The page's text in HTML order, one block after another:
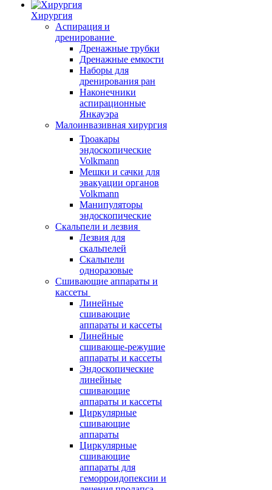
Хирургия
Аспирация и
дренирование
Дренажные трубки
Дренажные емкости
Наборы для
дренирования ран
Наконечники
аспирационные
Янкауэра
Малоинвазивная хирургия
Троакары
эндоскопические
Volkmann
Мешки и сачки для
эвакуации органов
Volkmann
Манипуляторы
эндоскопические
Скальпели и лезвия
Лезвия для
скальпелей
Скальпели
одноразовые
Сшивающие аппараты и
кассеты
Линейные
сшивающие
аппараты и кассеты
Линейные
сшивающе-режущие
аппараты и кассеты
Эндоскопические
линейные
сшивающие
аппараты и кассеты
Циркулярные
сшивающие
аппараты
Циркулярные
сшивающие
аппараты для
геморроидопексии и